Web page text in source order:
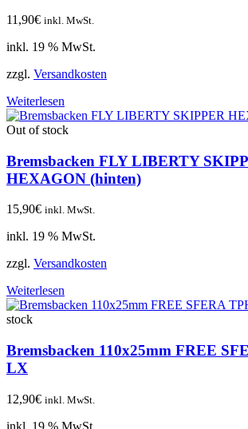
11,90€ inkl. MwSt.
inkl. 19 % MwSt.
zzgl. Versandkosten
Weiterlesen
Out of stock
Bremsbacken FLY LIBERTY
HEXAGON (hinten)
15,90€ inkl. MwSt.
inkl. 19 % MwSt.
zzgl. Versandkosten
Weiterlesen
stock
Bremsbacken 110x25mm FREE
LX
12,90€ inkl. MwSt.
inkl. 19 % MwSt.